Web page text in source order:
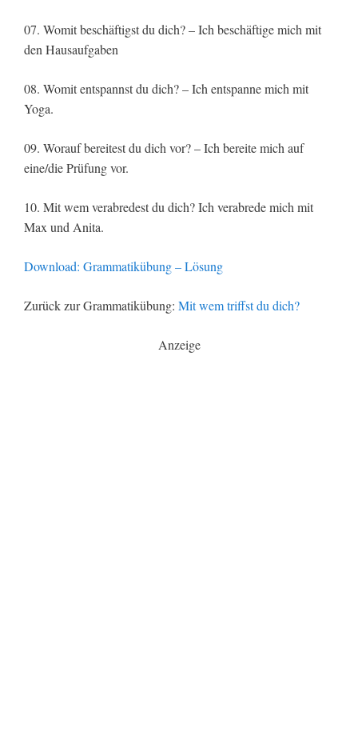
07. Womit beschäftigst du dich? – Ich beschäftige mich mit
den Hausaufgaben
08. Womit entspannst du dich? – Ich entspanne mich mit
Yoga.
09. Worauf bereitest du dich vor? – Ich bereite mich auf
eine/die Prüfung vor.
10. Mit wem verabredest du dich? Ich verabrede mich mit
Max und Anita.
Download: Grammatikübung – Lösung
Zurück zur Grammatikübung: Mit wem triffst du dich?
Anzeige